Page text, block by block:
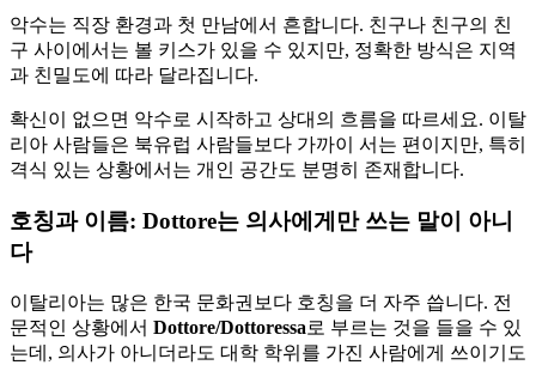
악수는 직장 환경과 첫 만남에서 흔합니다. 친구나 친구의 친
구 사이에서는 볼 키스가 있을 수 있지만, 정확한 방식은 지역
과 친밀도에 따라 달라집니다.
확신이 없으면 악수로 시작하고 상대의 흐름을 따르세요. 이탈
리아 사람들은 북유럽 사람들보다 가까이 서는 편이지만, 특히
격식 있는 상황에서는 개인 공간도 분명히 존재합니다.
호칭과 이름: Dottore는 의사에게만 쓰는 말이 아니
다
이탈리아는 많은 한국 문화권보다 호칭을 더 자주 씁니다. 전
문적인 상황에서 Dottore/Dottoressa로 부르는 것을 들을 수 있
는데, 의사가 아니더라도 대학 학위를 가진 사람에게 쓰이기도